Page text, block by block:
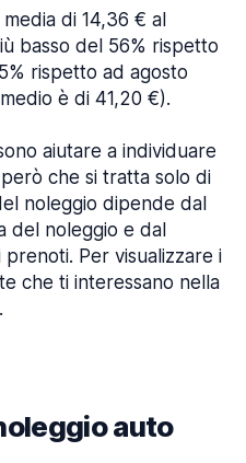
di 14,36 € al
basso del 56% rispetto
rispetto ad agosto
è di 41,20 €).
aiutare a individuare
che si tratta solo di
noleggio dipende dal
del noleggio e dal
Per visualizzare i
che ti interessano nella
auto